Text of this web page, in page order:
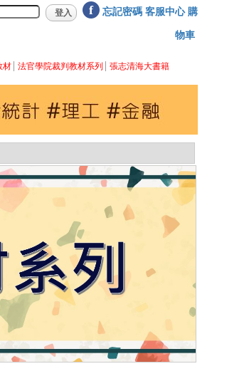
f 忘記密碼 客服中心 購
物車
材 法官學院裁判教材系列 張志清海大書籍